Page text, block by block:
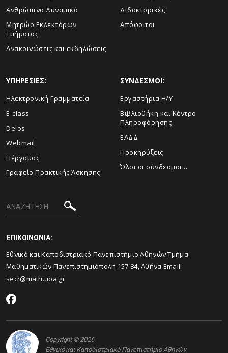
Ανθρώπινο Δυναμικό
Μητρώο Εκλεκτόρων
Τμήματος
Ανακοινώσεις και εκδηλώσεις
Διδακτορικές
Απόφοιτοι
ΥΠΗΡΕΣΙΕΣ:
Ηλεκτρονική Γραμματεία
E-class
Delos
Webmail
Πέργαμος
Γραφείο Πρακτικής Άσκησης
ΣΥΝΔΕΣΜΟΙ:
Εργαστήρια Η/Υ
Βιβλιοθήκη και Κέντρο
Πληροφόρησης
ΕΑΔΔ
Προκηρύξεις
Όλοι οι σύνδεσμοι...
ΕΠΙΚΟΙΝΩΝΙΑ:
Εθνικό και Καποδιστριακό Πανεπιστήμιο Αθηνών Τμήμα
Μαθηματικών Πανεπιστημιόπολη 157 84, Αθήνα Email:
secr@math.uoa.gr
Copyright © 2026
Εθνικό και Καποδιστριακό Πανεπιστήμιο Αθηνών